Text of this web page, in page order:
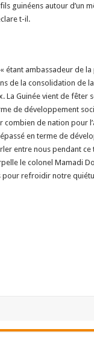
guinéens autour d’un
t-il.
étant ambassadeur de
de la consolidation de
Guinée vient de fêter
de développement
combien de nation pour
en terme de
entre nous pendant
le colonel Mamadi
refroidir notre